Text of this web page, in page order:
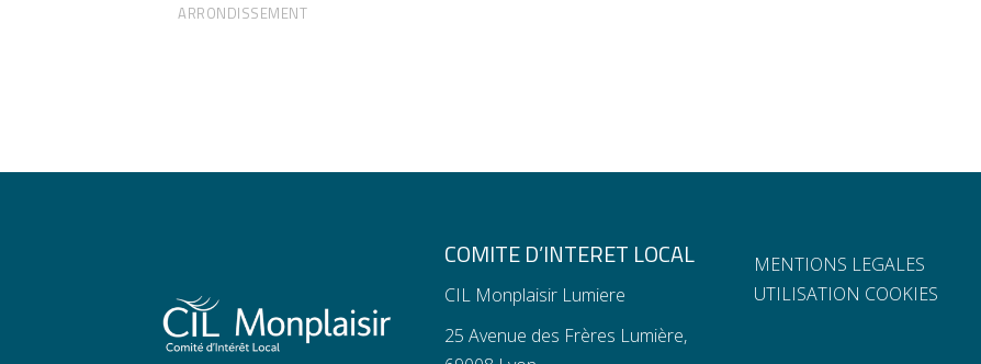
ARRONDISSEMENT
COMITE D’INTERET LOCAL
CIL Monplaisir Lumiere
25 Avenue des Frères Lumière,
MENTIONS LEGALES
UTILISATION COOKIES